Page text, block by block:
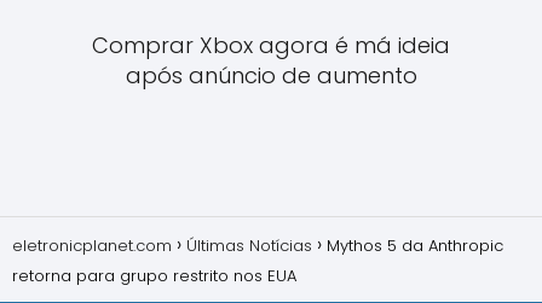
Comprar Xbox agora é má ideia
após anúncio de aumento
eletronicplanet.com Últimas Notícias
Mythos 5 da Anthropic
retorna para grupo restrito nos EUA